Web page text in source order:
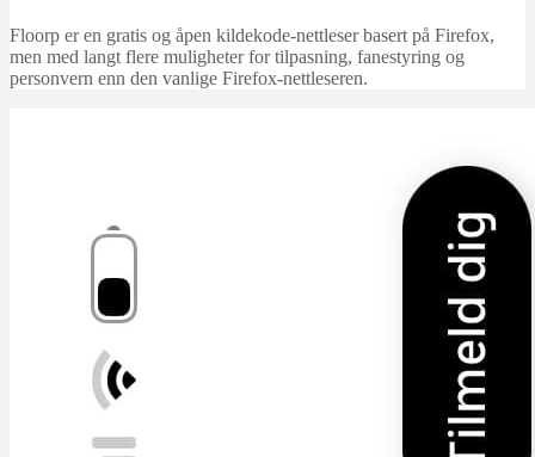
Floorp er en gratis og åpen kildekode-nettleser basert på Firefox,
men med langt flere muligheter for tilpasning, fanestyring og
personvern enn den vanlige Firefox-nettleseren.